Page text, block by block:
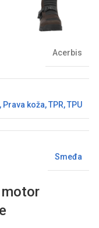
Acerbis
, Prava koža,TPR,TPU
Smeđa
motor